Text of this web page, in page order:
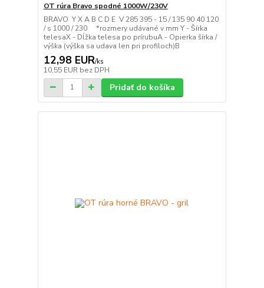
OT rúra Bravo spodné 1000W/230V
BRAVO Y X A B C D E V 285 395 - 15 / 135 90 40 120
/ s 1000 / 230 *rozmery udávané v mm Y - Šírka
telesaX - Dĺžka telesa po prírubuA - Opierka šírka /
výška (výška sa udava len pri profiloch)B
12,98 EUR/ks
10,55 EUR bez DPH
Pridať do košíka